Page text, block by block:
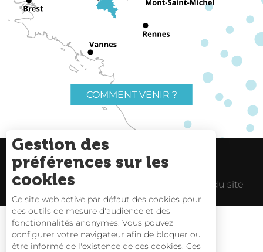
COMMENT VENIR ?
Charte du voyageur Liens utiles
Espace Pro Plan du site
Gestion des
préférences sur les
cookies
Ce site web active par défaut des cookies pour
des outils de mesure d'audience et des
fonctionnalités anonymes. Vous pouvez
configurer votre navigateur afin de bloquer ou
être informé de l'existence de ces cookies. Ces